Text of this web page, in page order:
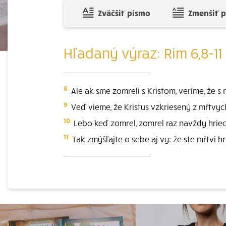
Zväčšiť písmo Zmenšiť
Hľadaný výraz: Rim 6,8-11
8 Ale ak sme zomreli s Kristom, veríme, že
9 Veď vieme, že Kristus vzkriesený z
10 Lebo keď zomrel, zomrel raz navždy
11 Tak zmýšľajte o sebe aj vy: že ste mŕtvi